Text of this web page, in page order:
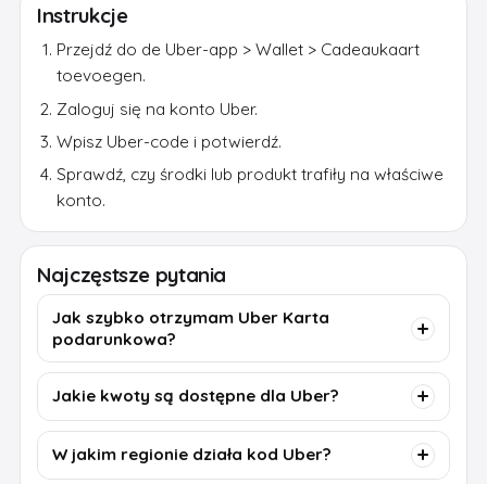
Instrukcje
Przejdź do de Uber-app > Wallet > Cadeaukaart
toevoegen.
Zaloguj się na konto Uber.
Wpisz Uber-code i potwierdź.
Sprawdź, czy środki lub produkt trafiły na właściwe
konto.
Najczęstsze pytania
Jak szybko otrzymam Uber Karta
podarunkowa?
Jakie kwoty są dostępne dla Uber?
W jakim regionie działa kod Uber?